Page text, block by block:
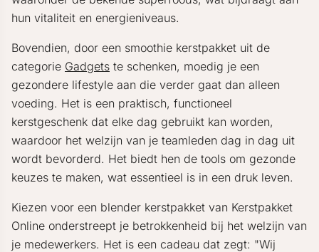
hun vitaliteit en energieniveaus.
Bovendien, door een smoothie kerstpakket uit de
categorie Gadgets te schenken, moedig je een
gezondere lifestyle aan die verder gaat dan alleen
voeding. Het is een praktisch, functioneel
kerstgeschenk dat elke dag gebruikt kan worden,
waardoor het welzijn van je teamleden dag in dag uit
wordt bevorderd. Het biedt hen de tools om gezonde
keuzes te maken, wat essentieel is in een druk leven.
Kiezen voor een blender kerstpakket van Kerstpakket
Online onderstreept je betrokkenheid bij het welzijn van
je medewerkers. Het is een cadeau dat zegt: "Wij